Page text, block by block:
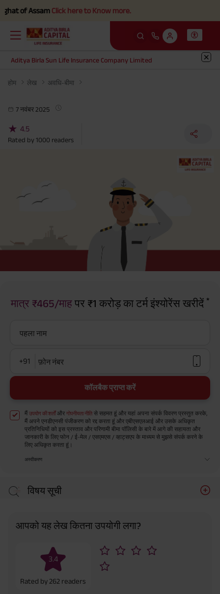
of AssamClick here to Know more.
Aditya Birla Sun Life Insurance Company Limited
होम लेख अवधि-बीमा
7 नवंबर 2025
★ 4.5
Rated by 1000 readers
मात्र ₹465/माहपर ₹1 करोड़ का टर्म इंश्योरेंस खरीदें *
पहला नाम
+91 फ़ोन नंबर
कॉलबैक प्राप्त करें
मैं उपयोग की शर्तोंऔर गोपनीयता नीति से सहमत हूं और यहां अपना संपर्क विवरण प्रस्तुत करके,
मैं अपने एनडीएनसी पंजीकरण को रद्द करता हूं और एबीएसएलआई और उसके अधिकृत
प्रतिनिधियों को इस प्रस्ताव और परिणामी बीमा पॉलिसी के बारे में आगे की सहायता और
जानकारी के लिए फोन / ई-मेल / एसएमएस / व्हाट्सएप के माध्यम से मुझसे संपर्क करने के
लिए अधिकृत करता हूं।
अस्वीकरण
विषय सूची
आपको यह लेख कितना उपयोगी लगा?
3.4
Rated by 262 readers